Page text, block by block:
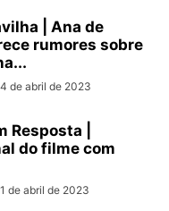
| Ana de
rumores sobre
de abril de 2023
Resposta |
do filme com
de abril de 2023